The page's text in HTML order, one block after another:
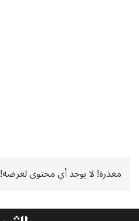
معذرة! لا يوجد أي محتوى لعرضه!